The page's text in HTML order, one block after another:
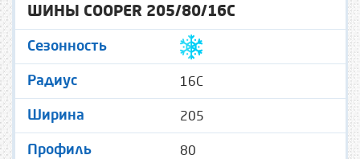
ШИНЫ COOPER 205/80/16C
Сезонность
Радиус 16C
Ширина 205
Профиль 80